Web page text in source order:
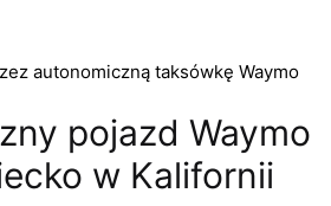
autonomiczną taksówkę Waymo
pojazd Waymo
w Kalifornii